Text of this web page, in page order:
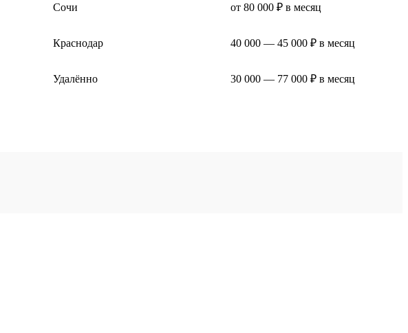
Сочи от 80 000 ₽ в месяц
Краснодар 40 000 — 45 000 ₽ в месяц
Удалённо 30 000 — 77 000 ₽ в месяц